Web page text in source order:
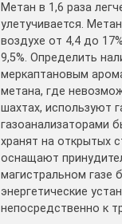
Метан в 1,6 раза
улетучивается.
воздухе от 4,4 до
9,5%. Определить
меркаптановым
метана, где
шахтах, используют
газоанализаторами
хранят на открытых
оснащают
магистральном газе
энергетические
непосредственно к